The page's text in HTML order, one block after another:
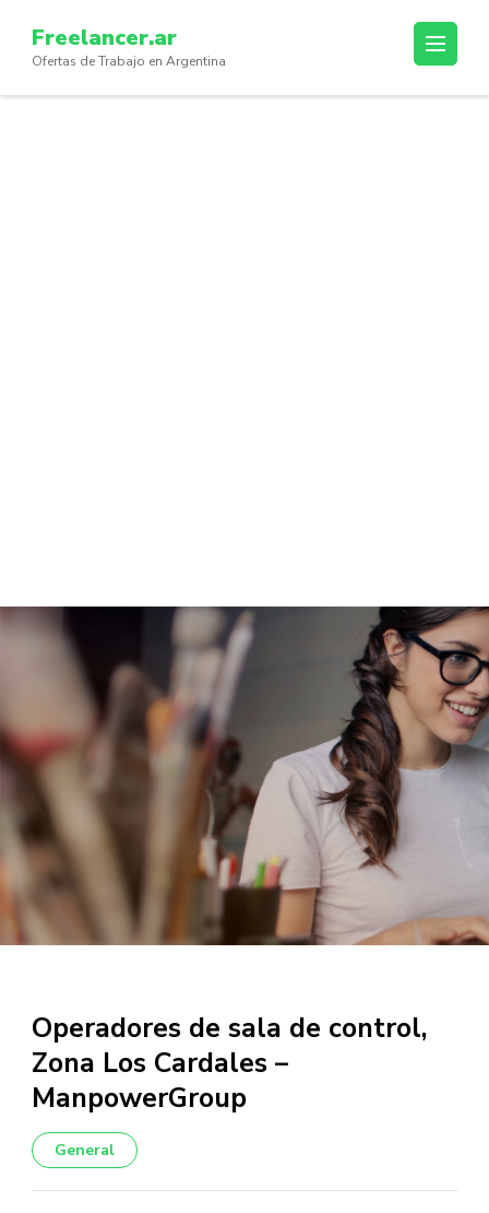
content
(Press
Freelancer.ar
Ofertas de Trabajo en Argentina
Operadores de sala de control,
Zona Los Cardales –
ManpowerGroup
General